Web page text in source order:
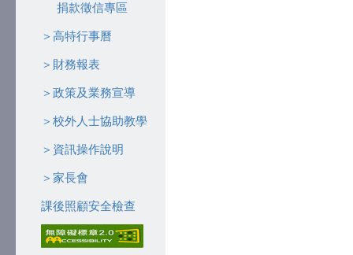
捐款徵信專區
＞高特行事曆
＞財務報表
＞政策及業務宣導
＞校外人士協助教學
＞資訊操作說明
＞家長會
課後照顧安全檢查